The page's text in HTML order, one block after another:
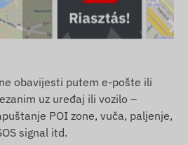
i mrežama mobilnih
telefonom ili
obavijesti putem e-pošte ili
uz uređaj ili vozilo –
POI zone, vuča, paljenje,
signal itd.